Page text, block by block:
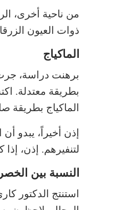
من ناحية أخرى،
ذوات العيون
الماكياج
بطريقة معتدلة.
الماكياج بطريقة
إذن أخيراً، يبدو
لتنفيرهم. إذن،
النسبة بين
استنتج الدكتور